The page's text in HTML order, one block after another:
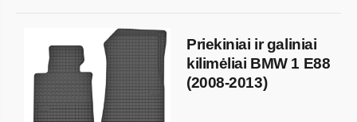
Priekiniai ir galiniai
kilimėliai BMW 1 E88
(2008-2013)